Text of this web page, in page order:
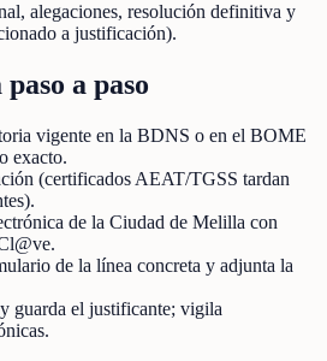
alegaciones, resolución definitiva y
a justificación).
a paso
vigente en la BDNS o en el BOME
exacto.
(certificados AEAT/TGSS tardan
de la Ciudad de Melilla con
de la línea concreta y adjunta la
guarda el justificante; vigila